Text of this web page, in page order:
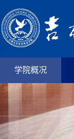
学院概况